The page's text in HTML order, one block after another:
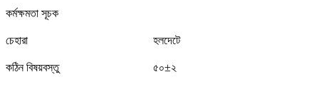
কর্মক্ষমতা সূচক
চেহারা হলদেটে
কঠিন বিষয়বস্তু ৫০±২